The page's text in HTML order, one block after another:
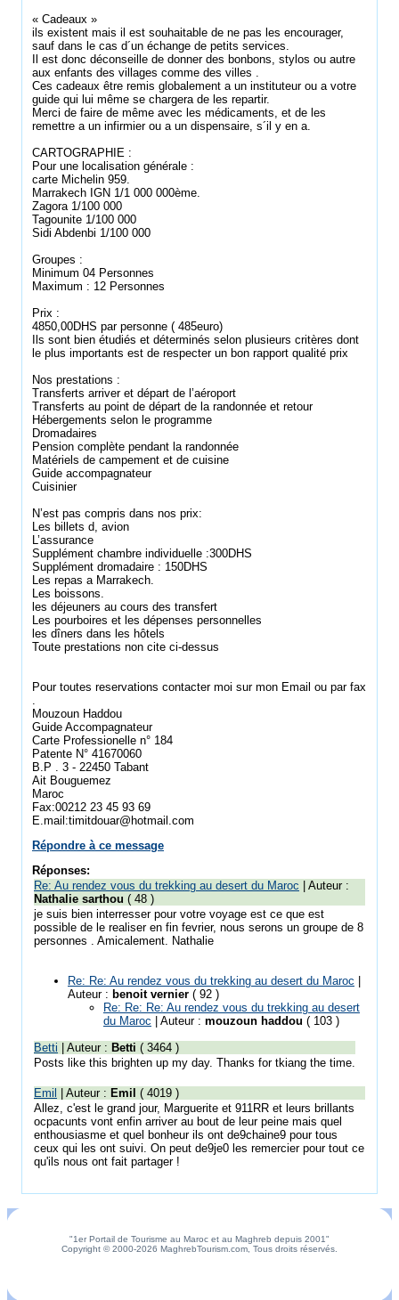
« Cadeaux »
ils existent mais il est souhaitable de ne pas les encourager,
sauf dans le cas d´un échange de petits services.
Il est donc déconseille de donner des bonbons, stylos ou autre
aux enfants des villages comme des villes .
Ces cadeaux être remis globalement a un instituteur ou a votre
guide qui lui même se chargera de les repartir.
Merci de faire de même avec les médicaments, et de les
remettre a un infirmier ou a un dispensaire, s´il y en a.
CARTOGRAPHIE :
Pour une localisation générale :
carte Michelin 959.
Marrakech IGN 1/1 000 000ème.
Zagora 1/100 000
Tagounite 1/100 000
Sidi Abdenbi 1/100 000
Groupes :
Minimum 04 Personnes
Maximum : 12 Personnes
Prix :
4850,00DHS par personne ( 485euro)
Ils sont bien étudiés et déterminés selon plusieurs critères dont
le plus importants est de respecter un bon rapport qualité prix
Nos prestations :
Transferts arriver et départ de l’aéroport
Transferts au point de départ de la randonnée et retour
Hébergements selon le programme
Dromadaires
Pension complète pendant la randonnée
Matériels de campement et de cuisine
Guide accompagnateur
Cuisinier
N’est pas compris dans nos prix:
Les billets d, avion
L’assurance
Supplément chambre individuelle :300DHS
Supplément dromadaire : 150DHS
Les repas a Marrakech.
Les boissons.
les déjeuners au cours des transfert
Les pourboires et les dépenses personnelles
les dîners dans les hôtels
Toute prestations non cite ci-dessus
Pour toutes reservations contacter moi sur mon Email ou par fax
.
Mouzoun Haddou
Guide Accompagnateur
Carte Professionelle n° 184
Patente N° 41670060
B.P . 3 - 22450 Tabant
Ait Bouguemez
Maroc
Fax:00212 23 45 93 69
E.mail:timitdouar@hotmail.com
Répondre à ce message
Réponses:
Re: Au rendez vous du trekking au desert du Maroc | Auteur :
Nathalie sarthou ( 48 )
je suis bien interresser pour votre voyage est ce que est
possible de le realiser en fin fevrier, nous serons un groupe de 8
personnes . Amicalement. Nathalie
Re: Re: Au rendez vous du trekking au desert du Maroc
Auteur : benoit vernier ( 92 )
Re: Re: Re: Au rendez vous du trekking au desert
du Maroc | Auteur : mouzoun haddou ( 103 )
Betti | Auteur : Betti ( 3464 )
Posts like this brighten up my day. Thanks for tkiang the time.
Emil | Auteur : Emil ( 4019 )
Allez, c'est le grand jour, Marguerite et 911RR et leurs brillants
ocpacunts vont enfin arriver au bout de leur peine mais quel
enthousiasme et quel bonheur ils ont de9chaine9 pour tous
ceux qui les ont suivi. On peut de9je0 les remercier pour tout ce
qu'ils nous ont fait partager !
"1er Portail de Tourisme au Maroc et au Maghreb depuis 2001"
Copyright © 2000-2026 MaghrebTourism.com, Tous droits réservés.